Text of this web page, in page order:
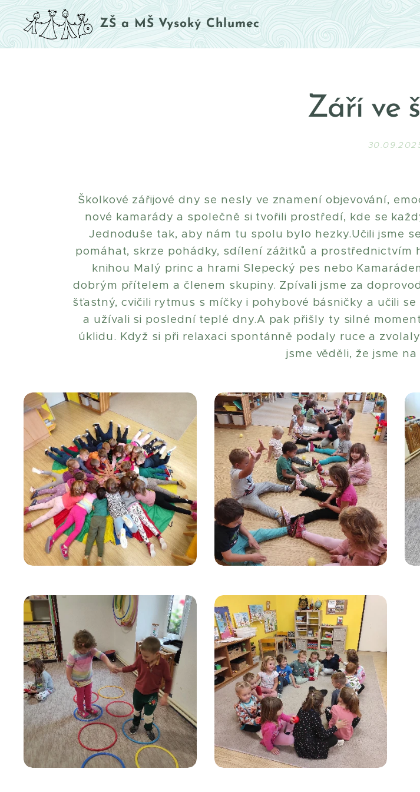
ZŠ a MŠ Vysoký Chlumec
Září ve
Školkové zářijové dny se nesly ve znamení objevování,
nové kamarády a společně si tvořili prostředí, kde se
Jednoduše tak, aby nám tu spolu bylo hezky.Učili jsme
pomáhat, skrze pohádky, sdílení zážitků a prostřednictvím
knihou Malý princ a hrami Slepecký pes nebo
dobrým přítelem a členem skupiny. Zpívali jsme za
šťastný, cvičili rytmus s míčky i pohybové básničky a učili
a užívali si poslední teplé dny.A pak přišly ty silné
úklidu. Když si při relaxaci spontánně podaly ruce a
jsme věděli, že jsme